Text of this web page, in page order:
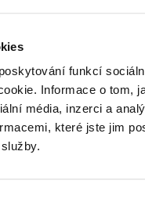
funkcí
Informace o tom,
média, inzerci a
které jste jim